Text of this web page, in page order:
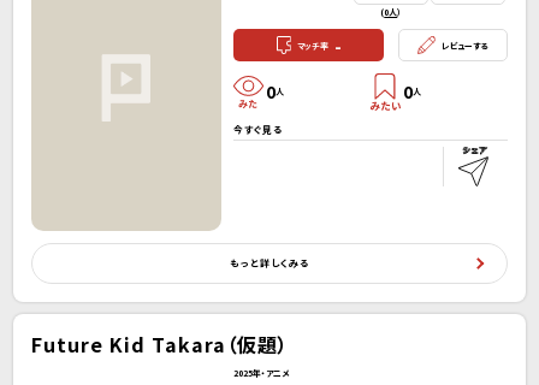
(0人）
マッチ率 - レビューする
0人 0人
今すぐ見る
もっと詳しくみる
Future Kid Takara（仮題）
2025年・アニメ